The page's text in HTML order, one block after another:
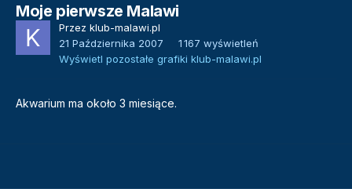
Moje pierwsze Malawi
Przez klub-malawi.pl
21 Października 2007
1 167 wyświetleń
Wyświetl pozostałe grafiki klub-malawi.pl
Akwarium ma około 3 miesiące.